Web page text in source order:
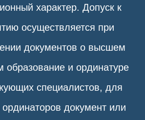
характер. Допуск к
осуществляется при
документов о высшем
образование и ординатуре
специалистов, для
ординаторов документ или